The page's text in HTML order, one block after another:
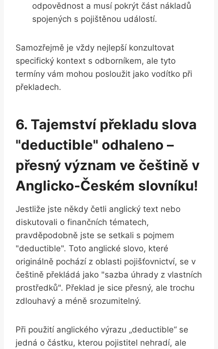
odpovědnost a musí pokrýt část nákladů
spojených s pojištěnou událostí.
Samozřejmě je vždy nejlepší konzultovat
specifický kontext s odborníkem, ale tyto
termíny vám mohou posloužit jako vodítko při
překladech.
6. Tajemství překladu slova
"deductible" odhaleno –
přesný význam ve češtině v
Anglicko-Českém slovníku!
Jestliže jste někdy četli anglický text nebo
diskutovali o finančních tématech,
pravděpodobně jste se setkali s pojmem
"deductible". Toto anglické slovo, které
originálně pochází z oblasti pojišťovnictví, se v
češtině překládá jako "sazba úhrady z vlastních
prostředků". Překlad je sice přesný, ale trochu
zdlouhavý a méně srozumitelný.
Při použití anglického výrazu „deductible“ se
jedná o částku, kterou pojistitel nehradí, ale